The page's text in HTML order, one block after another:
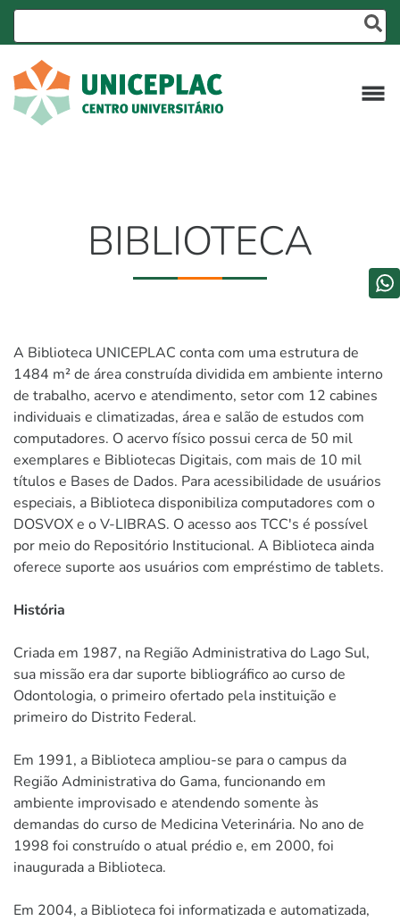
BIBLIOTECA
A Biblioteca UNICEPLAC conta com uma estrutura de
1484 m² de área construída dividida em ambiente interno
de trabalho, acervo e atendimento, setor com 12 cabines
individuais e climatizadas, área e salão de estudos com
computadores. O acervo físico possui cerca de 50 mil
exemplares e Bibliotecas Digitais, com mais de 10 mil
títulos e Bases de Dados. Para acessibilidade de usuários
especiais, a Biblioteca disponibiliza computadores com o
DOSVOX e o V-LIBRAS. O acesso aos TCC's é possível
por meio do Repositório Institucional. A Biblioteca ainda
oferece suporte aos usuários com empréstimo de tablets.
História
Criada em 1987, na Região Administrativa do Lago Sul,
sua missão era dar suporte bibliográfico ao curso de
Odontologia, o primeiro ofertado pela instituição e
primeiro do Distrito Federal.
Em 1991, a Biblioteca ampliou-se para o campus da
Região Administrativa do Gama, funcionando em
ambiente improvisado e atendendo somente às
demandas do curso de Medicina Veterinária. No ano de
1998 foi construído o atual prédio e, em 2000, foi
inaugurada a Biblioteca.
Em 2004, a Biblioteca foi informatizada e automatizada,